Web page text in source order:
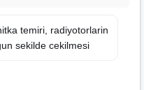
temiri, radiyotorlarin
sekilde cekilmesi